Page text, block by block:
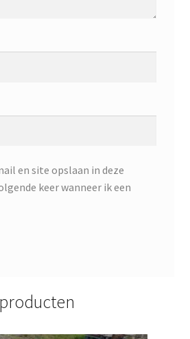
en site opslaan in deze
keer wanneer ik een